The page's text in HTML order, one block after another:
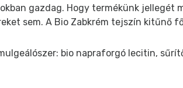
gazdag. Hogy termékünk
sem. A Bio Zabkrém tejszín kitűnő
bio napraforgó lecitin,